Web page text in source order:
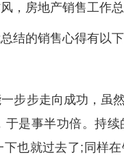
，房地产销售工作总
结的销售心得有以下
步步走向成功，虽
是事半功倍。持
也就过去了;同样